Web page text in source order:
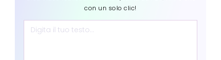
con un solo clic!